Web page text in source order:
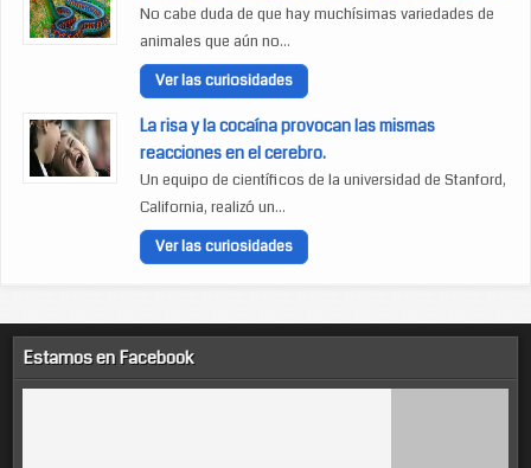
No cabe duda de que hay muchísimas variedades de
animales que aún no...
Ver las curiosidades
La risa y la cocaína provocan las mismas
reacciones en el cerebro.
Un equipo de científicos de la universidad de Stanford,
California, realizó un...
Ver las curiosidades
Estamos en Facebook